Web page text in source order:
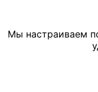
Мы настраиваем